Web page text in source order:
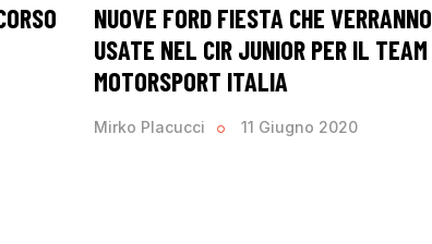
NUOVE FORD FIESTA CHE VERRANNO
USATE NEL CIR JUNIOR PER IL TEAM
MOTORSPORT ITALIA
Mirko Placucci 11 Giugno 2020